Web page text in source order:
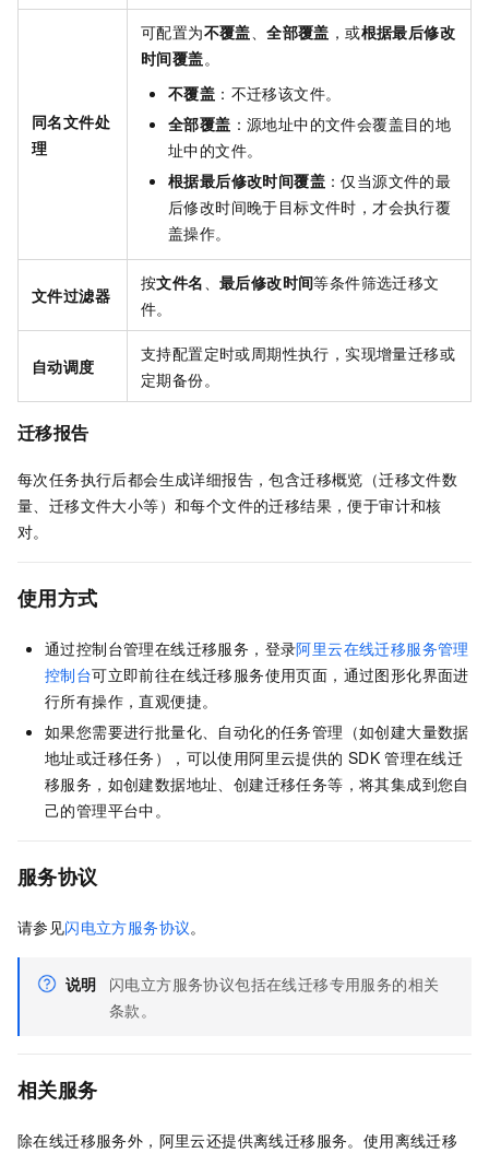
同名文件处
理
可配置为不覆盖、全部覆盖 ，或根据最后修改
时间覆盖。
不覆盖 ：不迁移该文件。
全部覆盖 ：源地址中的文件会覆盖目的地
址中的文件。
根据最后修改时间覆盖 ：仅当源文件的最
后修改时间晚于目标文件时，才会执行覆
盖操作。
文件过滤器
按文件名、最后修改时间等条件筛选迁移文
件。
自动调度
支持配置定时或周期性执行，实现增量迁移或
定期备份。
迁移报告
每次任务执行后都会生成详细报告，包含迁移概览（迁移文件数
量、迁移文件大小等）和每个文件的迁移结果，便于审计和核
对。
使用方式
通过控制台管理在线迁移服务，登录阿里云在线迁移服务管理
控制台可立即前往在线迁移服务使用页面，通过图形化界面进
行所有操作，直观便捷。
如果您需要进行批量化、自动化的任务管理（如创建大量数据
地址或迁移任务），可以使用阿里云提供的 SDK 管理在线迁
移服务，如创建数据地址、创建迁移任务等，将其集成到您自
己的管理平台中。
服务协议
请参见闪电立方服务协议。
说明
闪电立方服务协议包括在线迁移专用服务的相关
条款。
相关服务
除在线迁移服务外，阿里云还提供离线迁移服务。使用离线迁移